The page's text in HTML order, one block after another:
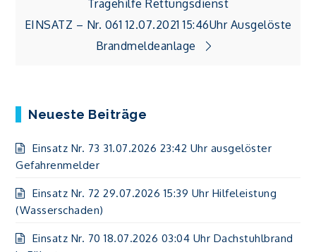
Tragehilfe Rettungsdienst
EINSATZ – Nr. 061 12.07.2021 15:46Uhr Ausgelöste
Brandmeldeanlage
Neueste Beiträge
Einsatz Nr. 73 31.07.2026 23:42 Uhr ausgelöster
Gefahrenmelder
Einsatz Nr. 72 29.07.2026 15:39 Uhr Hilfeleistung
(Wasserschaden)
Einsatz Nr. 70 18.07.2026 03:04 Uhr Dachstuhlbrand